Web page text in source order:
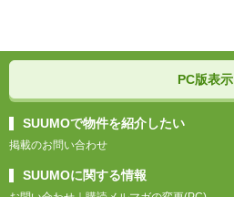
PC版表示
SUUMOで物件を紹介したい
掲載のお問い合わせ
SUUMOに関する情報